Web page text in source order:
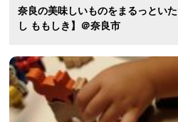
奈良の美味しいものをまるっとい
し ももしき】＠奈良市